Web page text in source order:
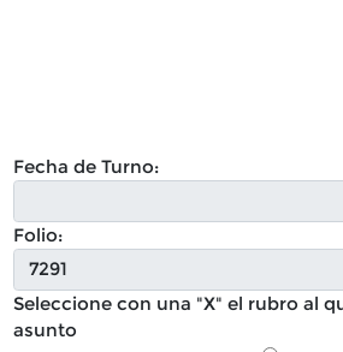
Fecha de Turno:
Folio:
Seleccione con una "X" el rubro al
asunto